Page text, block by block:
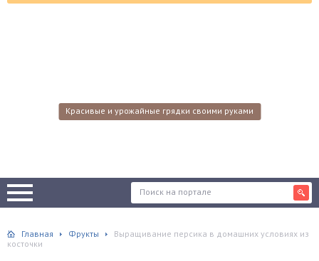
Красивые и урожайные грядки своими руками
Главная Фрукты
Выращивание персика в домашних условиях из
косточки